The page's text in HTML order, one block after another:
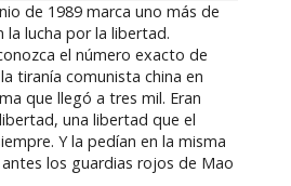
de 1989 marca uno más de
lucha por la libertad.
el número exacto de
tiranía comunista china en
que llegó a tres mil. Eran
una libertad que el
Y la pedían en la misma
los guardias rojos de Mao